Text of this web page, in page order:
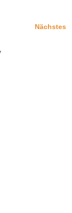
Nächstes